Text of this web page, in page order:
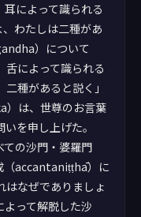
によって識られる
わたしは二種があ
）について
舌によって識られる
種があると説く」
）は、世尊のお言葉
を申し上げた。
ての沙門・婆羅門
（accantaniṭṭhā）に
はなぜでありましょ
って解脱した沙